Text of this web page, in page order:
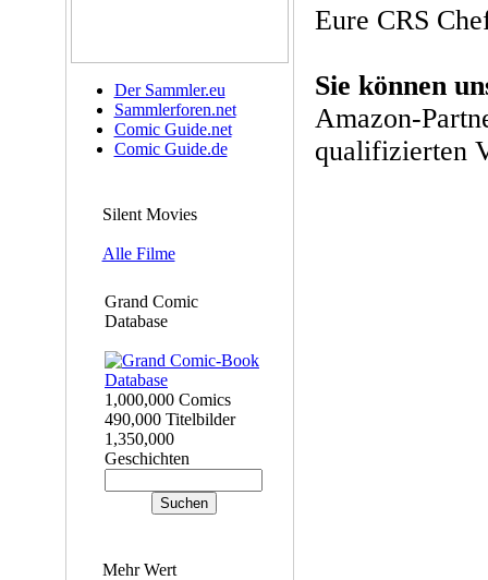
Der Sammler.eu
Sammlerforen.net
Comic Guide.net
Comic Guide.de
Silent Movies
Alle Filme
Grand Comic
Database
1,000,000 Comics
490,000 Titelbilder
1,350,000
Geschichten
Mehr Wert
Eure CRS
Sie können
Amazon-
qualifizierten